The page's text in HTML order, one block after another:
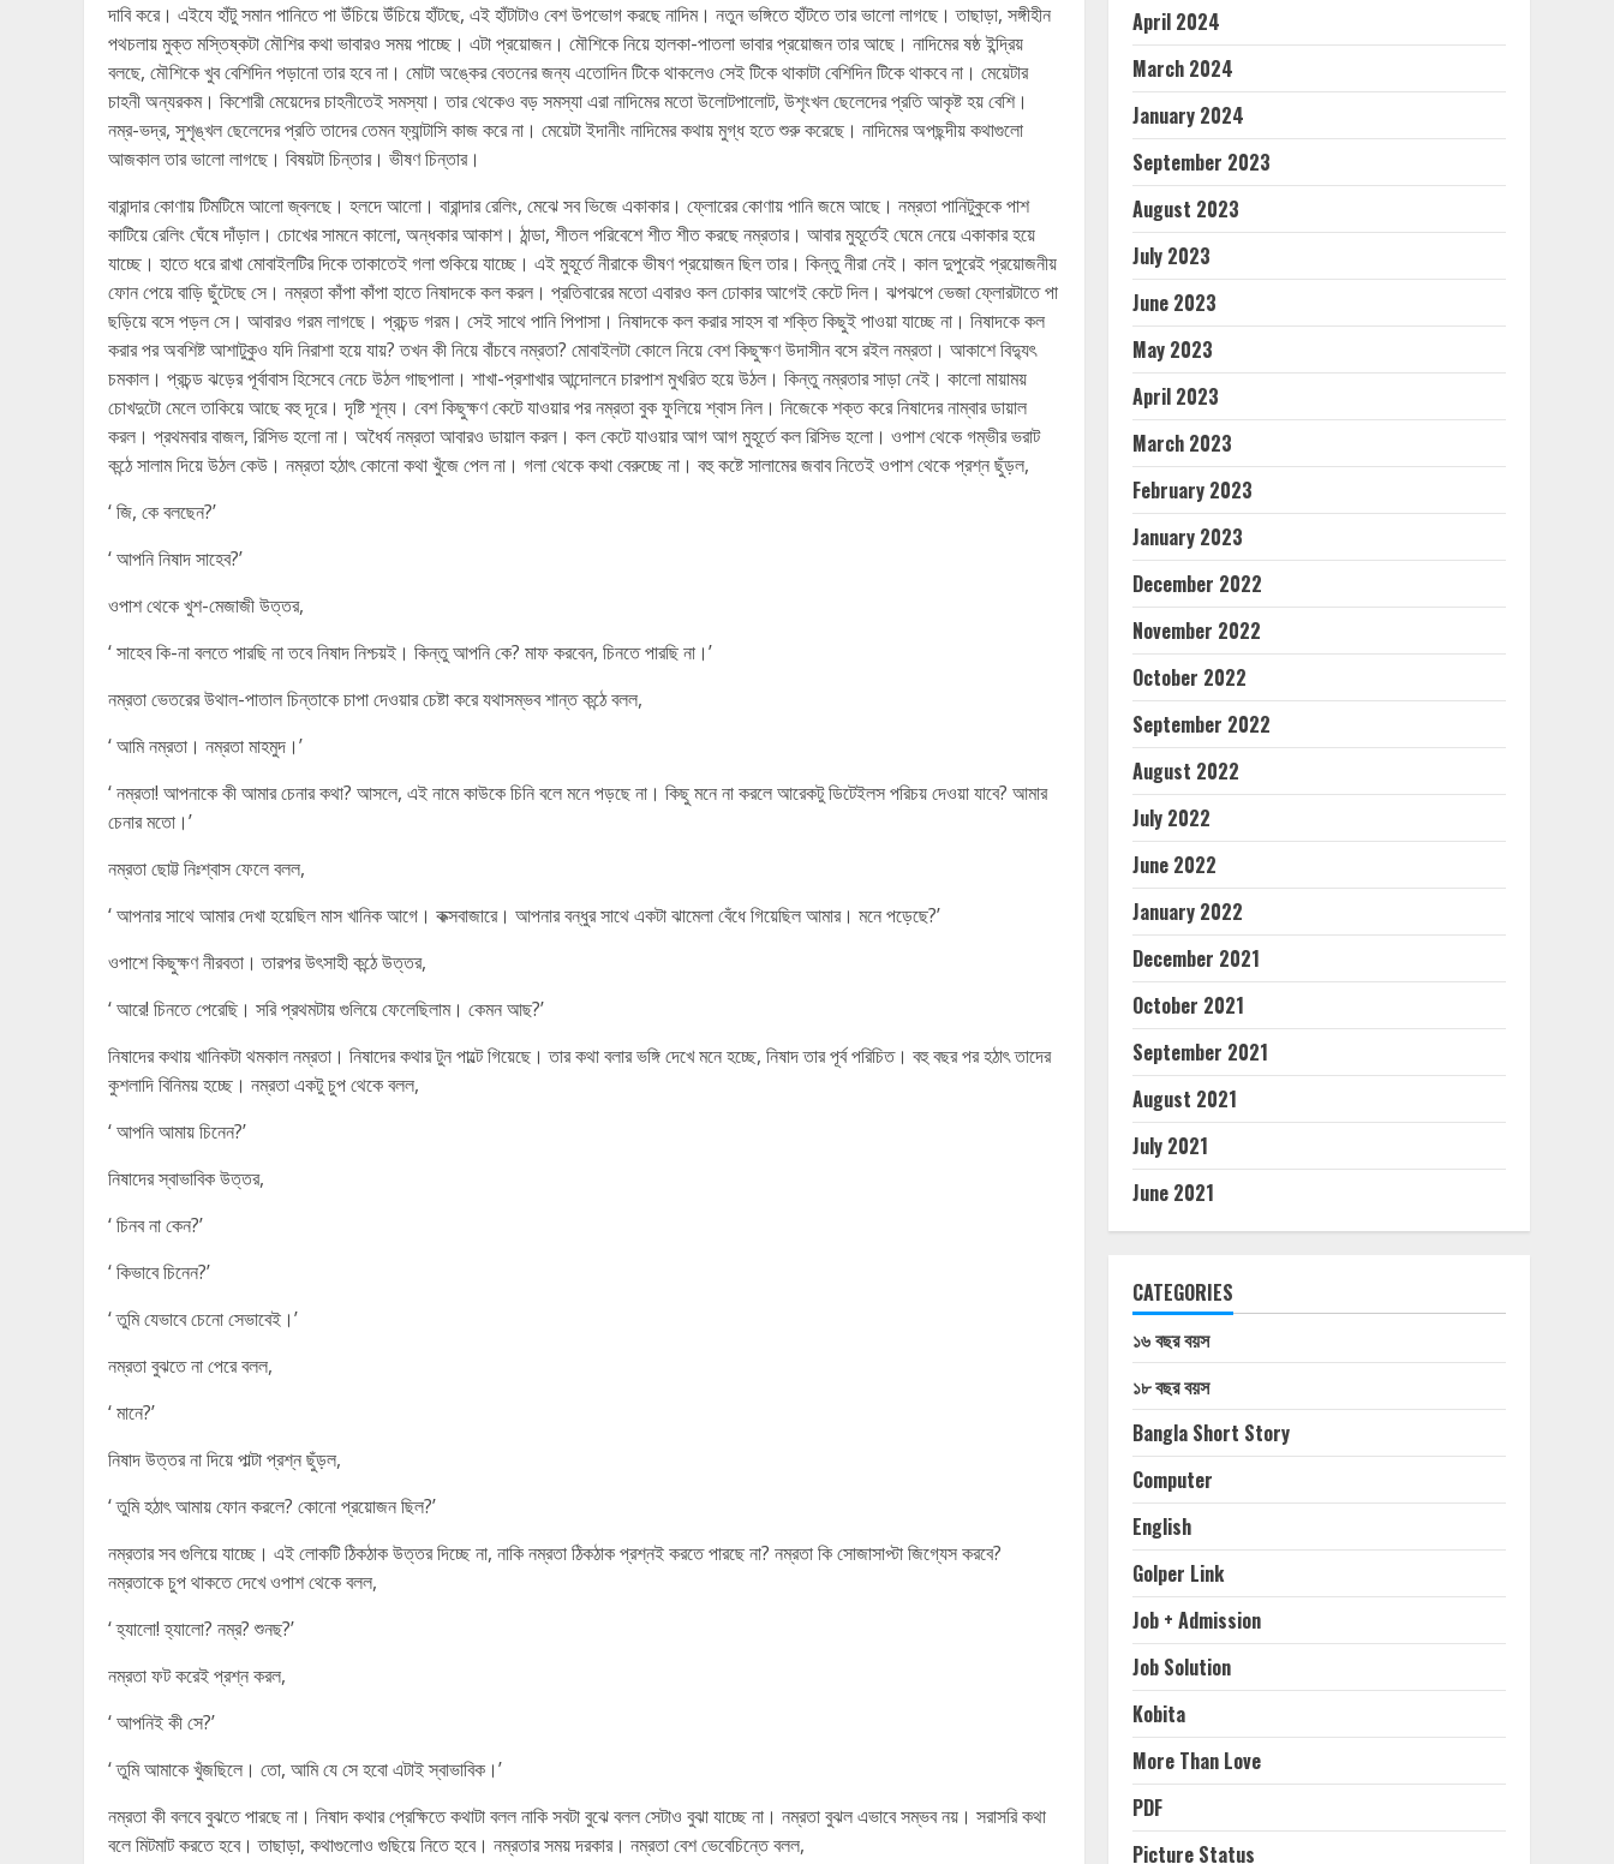
দাবি করে। এইযে হাঁটু সমান পানিতে পা উঁচিয়ে উঁচিয়ে হাঁটছে, এই হাঁটাটাও বেশ উপভোগ করছে নাদিম। নতুন ভঙ্গিতে হাঁটতে তার ভালো লাগছে। তাছাড়া, সঙ্গীহীন
পথচলায় মুক্ত মস্তিষ্কটা মৌশির কথা ভাবারও সময় পাচ্ছে। এটা প্রয়োজন। মৌশিকে নিয়ে হালকা-পাতলা ভাবার প্রয়োজন তার আছে। নাদিমের ষষ্ঠ ইন্দ্রিয়
বলছে, মৌশিকে খুব বেশিদিন পড়ানো তার হবে না। মোটা অঙ্কের বেতনের জন্য এতোদিন টিকে থাকলেও সেই টিকে থাকাটা বেশিদিন টিকে থাকবে না। মেয়েটার
চাহনী অন্যরকম। কিশোরী মেয়েদের চাহনীতেই সমস্যা। তার থেকেও বড় সমস্যা এরা নাদিমের মতো উলোটপালোট, উশৃংখল ছেলেদের প্রতি আকৃষ্ট হয় বেশি।
নম্র-ভদ্র, সুশৃঙ্খল ছেলেদের প্রতি তাদের তেমন ফ্যান্টাসি কাজ করে না। মেয়েটা ইদানীং নাদিমের কথায় মুগ্ধ হতে শুরু করেছে। নাদিমের অপছন্দীয় কথাগুলো
আজকাল তার ভালো লাগছে। বিষয়টা চিন্তার। ভীষণ চিন্তার।
বারান্দার কোণায় টিমটিমে আলো জ্বলছে। হলদে আলো। বারান্দার রেলিং, মেঝে সব ভিজে একাকার। ফ্লোরের কোণায় পানি জমে আছে। নম্রতা পানিটুকুকে পাশ
কাটিয়ে রেলিং ঘেঁষে দাঁড়াল। চোখের সামনে কালো, অন্ধকার আকাশ। ঠান্ডা, শীতল পরিবেশে শীত শীত করছে নম্রতার। আবার মুহূর্তেই ঘেমে নেয়ে একাকার হয়ে
যাচ্ছে। হাতে ধরে রাখা মোবাইলটির দিকে তাকাতেই গলা শুকিয়ে যাচ্ছে। এই মুহূর্তে নীরাকে ভীষণ প্রয়োজন ছিল তার। কিন্তু নীরা নেই। কাল দুপুরেই প্রয়োজনীয়
ফোন পেয়ে বাড়ি ছুঁটেছে সে। নম্রতা কাঁপা কাঁপা হাতে নিষাদকে কল করল। প্রতিবারের মতো এবারও কল ঢোকার আগেই কেটে দিল। ঝপঝপে ভেজা ফ্লোরটাতে পা
ছড়িয়ে বসে পড়ল সে। আবারও গরম লাগছে। প্রচন্ড গরম। সেই সাথে পানি পিপাসা। নিষাদকে কল করার সাহস বা শক্তি কিছুই পাওয়া যাচ্ছে না। নিষাদকে কল
করার পর অবশিষ্ট আশাটুকুও যদি নিরাশা হয়ে যায়? তখন কী নিয়ে বাঁচবে নম্রতা? মোবাইলটা কোলে নিয়ে বেশ কিছুক্ষণ উদাসীন বসে রইল নম্রতা। আকাশে বিদ্যুৎ
চমকাল। প্রচন্ড ঝড়ের পূর্বাবাস হিসেবে নেচে উঠল গাছপালা। শাখা-প্রশাখার আন্দোলনে চারপাশ মুখরিত হয়ে উঠল। কিন্তু নম্রতার সাড়া নেই। কালো মায়াময়
চোখদুটো মেলে তাকিয়ে আছে বহু দূরে। দৃষ্টি শূন্য। বেশ কিছুক্ষণ কেটে যাওয়ার পর নম্রতা বুক ফুলিয়ে শ্বাস নিল। নিজেকে শক্ত করে নিষাদের নাম্বার ডায়াল
করল। প্রথমবার বাজল, রিসিভ হলো না। অধৈর্য নম্রতা আবারও ডায়াল করল। কল কেটে যাওয়ার আগ আগ মুহূর্তে কল রিসিভ হলো। ওপাশ থেকে গম্ভীর ভরাট
কন্ঠে সালাম দিয়ে উঠল কেউ। নম্রতা হঠাৎ কোনো কথা খুঁজে পেল না। গলা থেকে কথা বেরুচ্ছে না। বহু কষ্টে সালামের জবাব নিতেই ওপাশ থেকে প্রশ্ন ছুঁড়ল,
‘ জি, কে বলছেন?’
‘ আপনি নিষাদ সাহেব?’
ওপাশ থেকে খুশ-মেজাজী উত্তর,
‘ সাহেব কি-না বলতে পারছি না তবে নিষাদ নিশ্চয়ই। কিন্তু আপনি কে? মাফ করবেন, চিনতে পারছি না।’
নম্রতা ভেতরের উথাল-পাতাল চিন্তাকে চাপা দেওয়ার চেষ্টা করে যথাসম্ভব শান্ত কন্ঠে বলল,
‘ আমি নম্রতা। নম্রতা মাহমুদ।’
‘ নম্রতা! আপনাকে কী আমার চেনার কথা? আসলে, এই নামে কাউকে চিনি বলে মনে পড়ছে না। কিছু মনে না করলে আরেকটু ডিটেইলস পরিচয় দেওয়া যাবে? আমার
চেনার মতো।’
নম্রতা ছোট্ট নিঃশ্বাস ফেলে বলল,
‘ আপনার সাথে আমার দেখা হয়েছিল মাস খানিক আগে। কক্সবাজারে। আপনার বন্ধুর সাথে একটা ঝামেলা বেঁধে গিয়েছিল আমার। মনে পড়েছে?’
ওপাশে কিছুক্ষণ নীরবতা। তারপর উৎসাহী কন্ঠে উত্তর,
‘ আরে! চিনতে পেরেছি। সরি প্রথমটায় গুলিয়ে ফেলেছিলাম। কেমন আছ?’
নিষাদের কথায় খানিকটা থমকাল নম্রতা। নিষাদের কথার টুন পাল্টে গিয়েছে। তার কথা বলার ভঙ্গি দেখে মনে হচ্ছে, নিষাদ তার পূর্ব পরিচিত। বহু বছর পর হঠাৎ তাদের
কুশলাদি বিনিময় হচ্ছে। নম্রতা একটু চুপ থেকে বলল,
‘ আপনি আমায় চিনেন?’
নিষাদের স্বাভাবিক উত্তর,
‘ চিনব না কেন?’
‘ কিভাবে চিনেন?’
‘ তুমি যেভাবে চেনো সেভাবেই।’
নম্রতা বুঝতে না পেরে বলল,
‘ মানে?’
নিষাদ উত্তর না দিয়ে পাল্টা প্রশ্ন ছুঁড়ল,
‘ তুমি হঠাৎ আমায় ফোন করলে? কোনো প্রয়োজন ছিল?’
নম্রতার সব গুলিয়ে যাচ্ছে। এই লোকটি ঠিকঠাক উত্তর দিচ্ছে না, নাকি নম্রতা ঠিকঠাক প্রশ্নই করতে পারছে না? নম্রতা কি সোজাসাপ্টা জিগ্যেস করবে?
নম্রতাকে চুপ থাকতে দেখে ওপাশ থেকে বলল,
‘ হ্যালো! হ্যালো? নম্র? শুনছ?’
নম্রতা ফট করেই প্রশ্ন করল,
‘ আপনিই কী সে?’
‘ তুমি আমাকে খুঁজছিলে। তো, আমি যে সে হবো এটাই স্বাভাবিক।’
নম্রতা কী বলবে বুঝতে পারছে না। নিষাদ কথার প্রেক্ষিতে কথাটা বলল নাকি সবটা বুঝে বলল সেটাও বুঝা যাচ্ছে না। নম্রতা বুঝল এভাবে সম্ভব নয়। সরাসরি কথা
বলে মিটমাট করতে হবে। তাছাড়া, কথাগুলোও গুছিয়ে নিতে হবে। নম্রতার সময় দরকার। নম্রতা বেশ ভেবেচিন্তে বলল,
April 2024
March 2024
January 2024
September 2023
August 2023
July 2023
June 2023
May 2023
April 2023
March 2023
February 2023
January 2023
December 2022
November 2022
October 2022
September 2022
August 2022
July 2022
June 2022
January 2022
December 2021
October 2021
September 2021
August 2021
July 2021
June 2021
CATEGORIES
১৬ বছর বয়স
১৮ বছর বয়স
Bangla Short Story
Computer
English
Golper Link
Job + Admission
Job Solution
Kobita
More Than Love
PDF
Picture Status